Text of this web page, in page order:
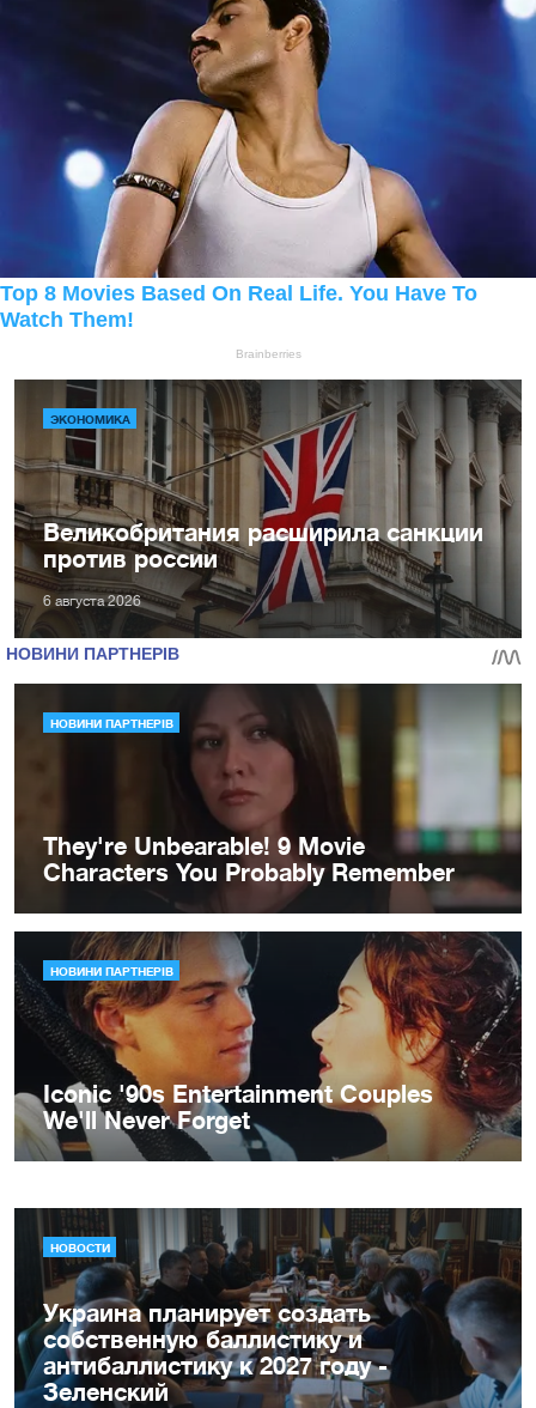
ЭКОНОМИКА
Великобритания расширила санкции
против россии
6 августа 2026
НОВОСТИ
Украина планирует создать
собственную баллистику и
антибаллистику к 2027 году -
Зеленский